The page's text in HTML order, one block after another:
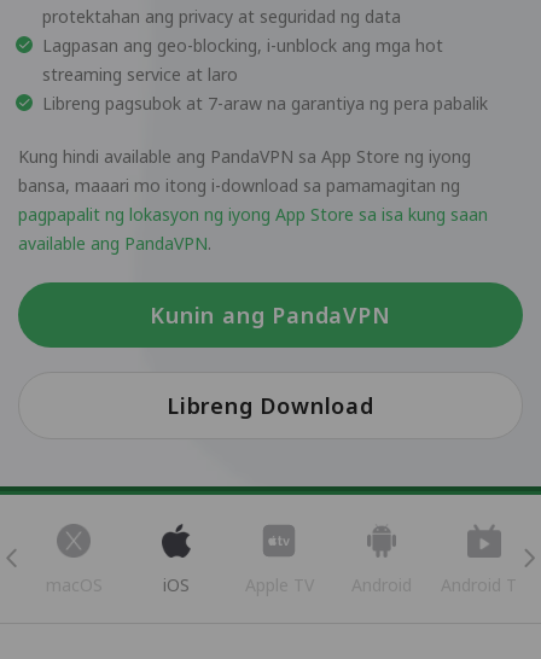
protektahan ang privacy at seguridad ng data
Lagpasan ang geo-blocking, i-unblock ang mga hot
streaming service at laro
Libreng pagsubok at 7-araw na garantiya ng pera pabalik
Kung hindi available ang PandaVPN sa App Store ng iyong
bansa, maaari mo itong i-download sa pamamagitan ng
pagpapalit ng lokasyon ng iyong App Store sa isa kung saan
available ang PandaVPN.
Kunin ang PandaVPN
Libreng Download
macOS iOS Apple TV Android Android TV